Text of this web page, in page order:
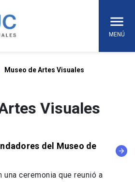
MENÚ
Museo de Artes Visuales
Visuales
del Museo de
arrow_forward
una ceremonia que reunió a